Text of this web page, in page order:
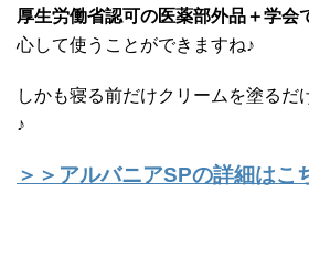
厚生労働省認可の医薬部外品＋学会
心して使うことができますね♪
しかも寝る前だけクリームを塗るだ
♪
＞＞アルバニアSPの詳細はこ